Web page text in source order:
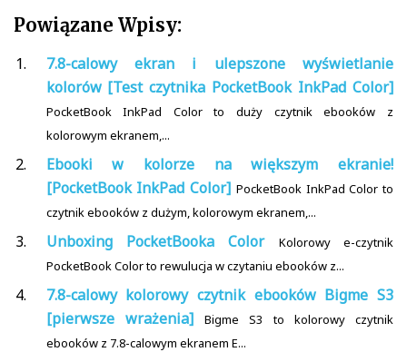
Powiązane Wpisy:
7.8-calowy ekran i ulepszone wyświetlanie
kolorów [Test czytnika PocketBook InkPad Color]
PocketBook InkPad Color to duży czytnik ebooków z
kolorowym ekranem,...
Ebooki w kolorze na większym ekranie!
[PocketBook InkPad Color] PocketBook InkPad Color to
czytnik ebooków z dużym, kolorowym ekranem,...
Unboxing PocketBooka Color
Kolorowy e-czytnik
PocketBook Color to rewulucja w czytaniu ebooków z...
7.8-calowy kolorowy czytnik ebooków Bigme S3
[pierwsze wrażenia]
Bigme S3 to kolorowy czytnik
ebooków z 7.8-calowym ekranem E...